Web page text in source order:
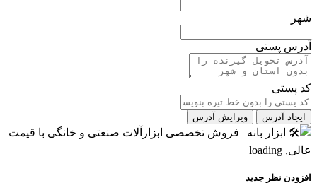
شهر
آدرس پستی
کد پستی
ایجاد آدرس ویرایش آدرس
افزودن نظر جدید